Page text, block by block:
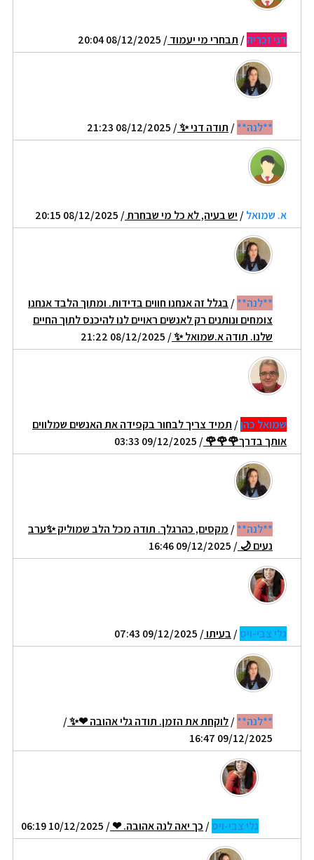
דני זכריה/ תבחרי מי יעמוד/ 08/12/2025 20:04
**לנה**/ תודה דני ✨️/ 08/12/2025 21:23
א. שמואל/ יש בעיה, לא כל מי שבחרת/ 08/12/2025 20:15
**לנה**/ בגלל זה אנחנו חווים בדידות. ומתוך הלבד אנחנו
צומחים ונותנים רק לאנשים ראויים לנו להיכנס לתוך החיים
שלנו. תודה א.שמואל ✨️/ 08/12/2025 21:22
שמואל כהן/ תמיד צריך לבחור בקפידה את האנשים שמלווים
אותך בדרך🌹🌹🌹/ 09/12/2025 03:33
**לנה**/ מקסים, כהרגלך. תודה מכל הלב שמוליק ✨️ערב
נעים 🌙 / 09/12/2025 16:46
גלי צבי-ויס/ בעיתו/ 09/12/2025 07:43
**לנה**/לוקחת את הזמן. תודה גלי אהובה ❤✨️/
09/12/2025 16:47
גלי צבי-ויס/ כך יאה לנה אהובה. ❤/ 10/12/2025 06:19